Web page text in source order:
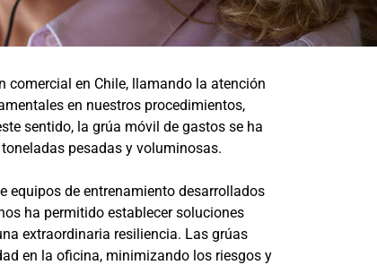
comercial en Chile, llamando la atención
en nuestros procedimientos,
sentido, la grúa móvil de gastos se ha
pesadas y voluminosas.
equipos de entrenamiento desarrollados
ha permitido establecer soluciones
extraordinaria resiliencia. Las grúas
en la oficina, minimizando los riesgos y